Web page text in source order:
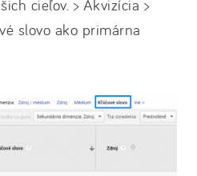
cieľov. > Akvizícia >
slovo ako primárna